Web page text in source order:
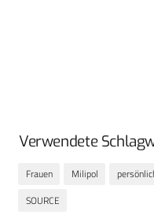
Verwendete
Frauen Milipol
SOURCE